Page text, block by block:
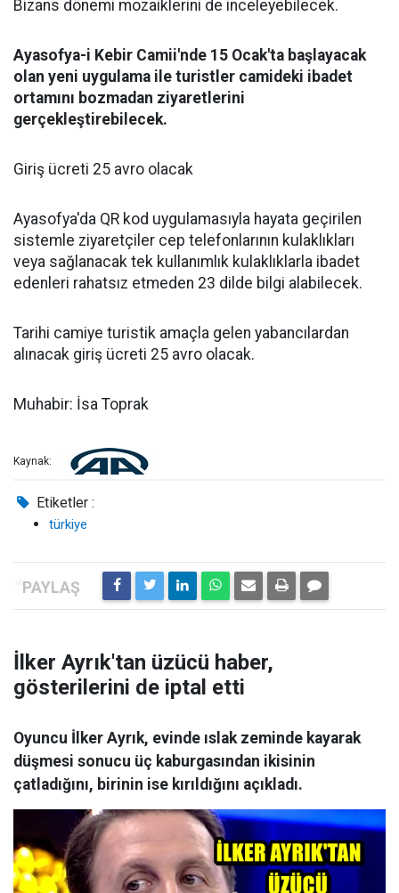
Bizans dönemi mozaiklerini de inceleyebilecek.
Ayasofya-i Kebir Camii'nde 15 Ocak'ta başlayacak
olan yeni uygulama ile turistler camideki ibadet
ortamını bozmadan ziyaretlerini
gerçekleştirebilecek.
Giriş ücreti 25 avro olacak
Ayasofya'da QR kod uygulamasıyla hayata geçirilen
sistemle ziyaretçiler cep telefonlarının kulaklıkları
veya sağlanacak tek kullanımlık kulaklıklarla ibadet
edenleri rahatsız etmeden 23 dilde bilgi alabilecek.
Tarihi camiye turistik amaçla gelen yabancılardan
alınacak giriş ücreti 25 avro olacak.
Muhabir: İsa Toprak
Kaynak:
Etiketler :
türkiye
İlker Ayrık'tan üzücü haber,
gösterilerini de iptal etti
Oyuncu İlker Ayrık, evinde ıslak zeminde kayarak
düşmesi sonucu üç kaburgasından ikisinin
çatladığını, birinin ise kırıldığını açıkladı.